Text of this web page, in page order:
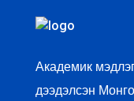
Академик
дээдэлсэн